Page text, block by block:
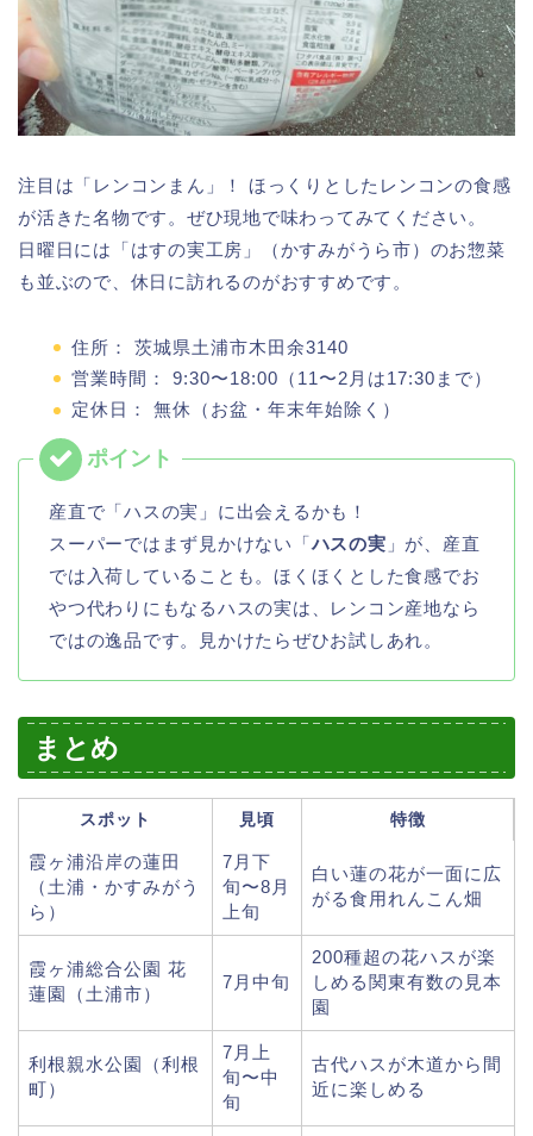
注目は「レンコンまん」！ ほっくりとしたレンコンの食感
が活きた名物です。ぜひ現地で味わってみてください。
日曜日には「はすの実工房」（かすみがうら市）のお惣菜
も並ぶので、休日に訪れるのがおすすめです。
住所： 茨城県土浦市木田余3140
営業時間： 9:30〜18:00（11〜2月は17:30まで）
定休日： 無休（お盆・年末年始除く）
産直で「ハスの実」に出会えるかも！
スーパーではまず見かけない「ハスの実 」が、産直
では入荷していることも。ほくほくとした食感でお
やつ代わりにもなるハスの実は、レンコン産地なら
ではの逸品です。見かけたらぜひお試しあれ。
まとめ
スポット 見頃 特徴
霞ヶ浦沿岸の蓮田
（土浦・かすみがう
ら）
7月下
旬〜8月
上旬
白い蓮の花が一面に広
がる食用れんこん畑
霞ヶ浦総合公園 花
蓮園（土浦市）
7月中旬
200種超の花ハスが楽
しめる関東有数の見本
園
利根親水公園（利根
町）
7月上
旬〜中
旬
古代ハスが木道から間
近に楽しめる